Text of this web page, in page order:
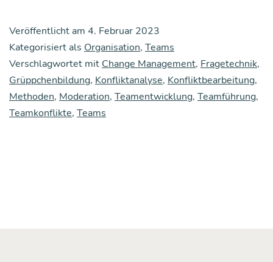
als
Füh­
rungs­
kraft
mit
Veröffentlicht am 4. Februar 2023
Kategorisiert als Organisation, Teams
Verschlagwortet mit Change Management, Fragetechnik,
Grüppchenbildung, Konfliktanalyse, Konfliktbearbeitung,
Methoden, Moderation, Teamentwicklung, Teamführung,
Teamkonflikte, Teams